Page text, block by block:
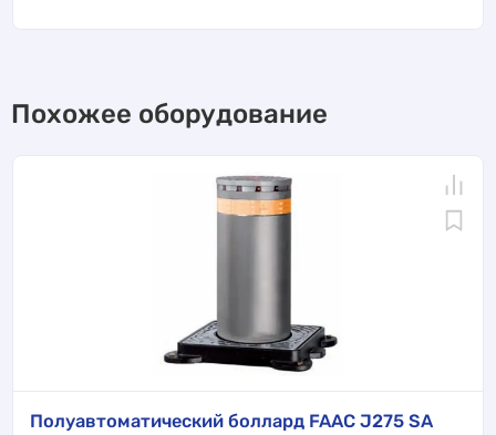
Похожее оборудование
Полуавтоматический боллард FAAC J275 SA